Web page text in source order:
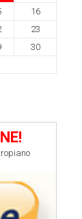
16
23
30